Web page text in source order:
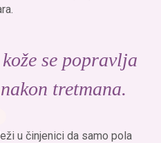
se popravlja
tretmana.
u činjenici da samo pola